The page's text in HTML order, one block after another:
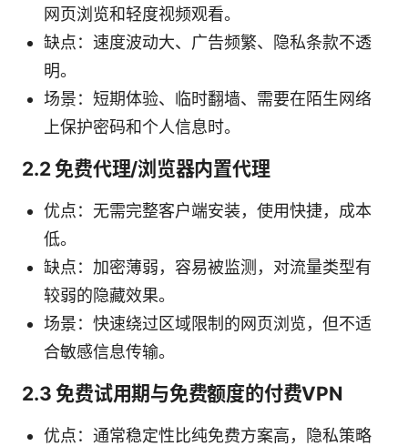
网页浏览和轻度视频观看。
缺点：速度波动大、广告频繁、隐私条款不透
明。
场景：短期体验、临时翻墙、需要在陌生网络
上保护密码和个人信息时。
2.2 免费代理/浏览器内置代理
优点：无需完整客户端安装，使用快捷，成本
低。
缺点：加密薄弱，容易被监测，对流量类型有
较弱的隐藏效果。
场景：快速绕过区域限制的网页浏览，但不适
合敏感信息传输。
2.3 免费试用期与免费额度的付费VPN
优点：通常稳定性比纯免费方案高，隐私策略